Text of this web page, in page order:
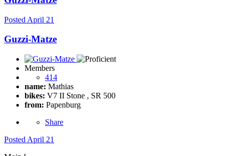
Posted April 21
Guzzi-Matze
Members
414
name: Mathias
bikes: V7 II Stone , SR 500
from: Papenburg
Share
Posted April 21